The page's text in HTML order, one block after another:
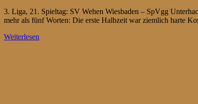
3. Liga, 21. Spieltag: SV Wehen Wiesbaden – SpVgg
mehr als fünf Worten: Die erste Halbzeit war ziemlich harte
Weiterlesen